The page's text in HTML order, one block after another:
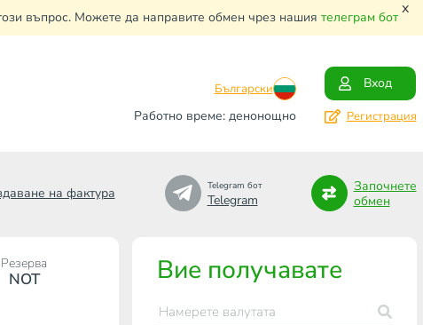
въпрос. Можете да направите обмен чрез нашия телеграм бот x
Български
Вход
Работно време: денонощно
Регистрация
на фактура Telegram бот
Telegram
Започнете
обмен
Вие получавате
Резерва
NOT